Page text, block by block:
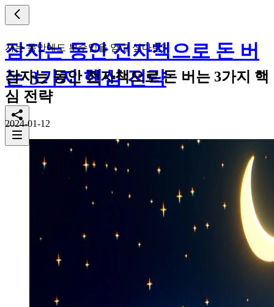
잠자는 동안 전자책으로 돈 버
는 3가지 핵심 전략
자는 동안에도 부수입을 얻고 싶다면?
잠자는 동안 전자책으로 돈 버는 3가지 핵
심 전략
2024-01-12